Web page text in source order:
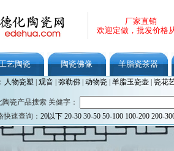
厂家直销
欢迎定做，批发价格
艺陶瓷 陶瓷佛像 羊脂瓷茶器
人物瓷塑 观音| 弥勒佛| 动物瓷| 羊脂玉瓷壶| 瓷花
陶瓷产品搜索 关健字：
快速查询： 20以下 20-30 30-50 50-100 100-200 200-